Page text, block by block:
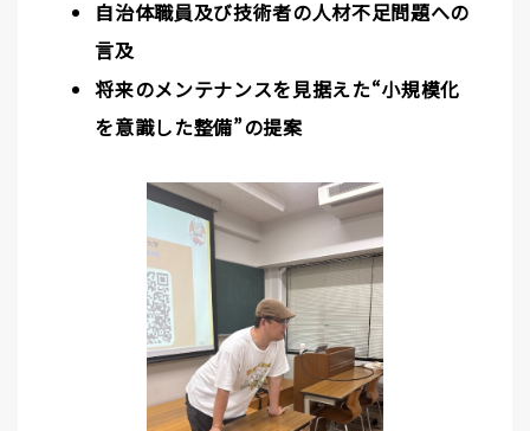
自治体職員及び技術者の人材不足問題への
言及
将来のメンテナンスを見据えた“小規模化
を意識した整備”の提案